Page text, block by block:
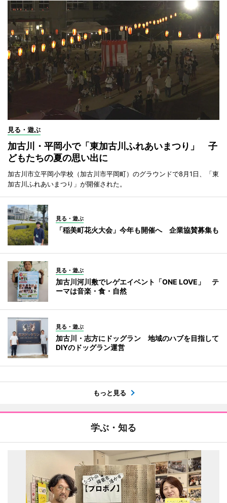
見る・遊ぶ
加古川・平岡小で「東加古川ふれあいまつり」 子
どもたちの夏の思い出に
加古川市立平岡小学校（加古川市平岡町）のグラウンドで8月1日、「東
加古川ふれあいまつり」が開催された。
見る・遊ぶ
「稲美町花火大会」今年も開催へ 企業協賛募集も
見る・遊ぶ
加古川河川敷でレゲエイベント「ONE LOVE」 テ
ーマは音楽・食・自然
見る・遊ぶ
加古川・志方にドッグラン 地域のハブを目指して
DIYのドッグラン運営
もっと見る
学ぶ・知る